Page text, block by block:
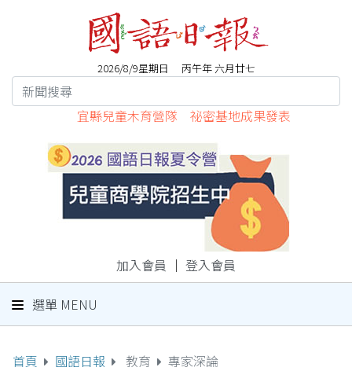
2026/8/9星期日 丙午年 六月廿七
宜縣兒童木育營隊 祕密基地成果發表
加入會員 ｜ 登入會員
選單 MENU
首頁 國語日報 教育 專家深論